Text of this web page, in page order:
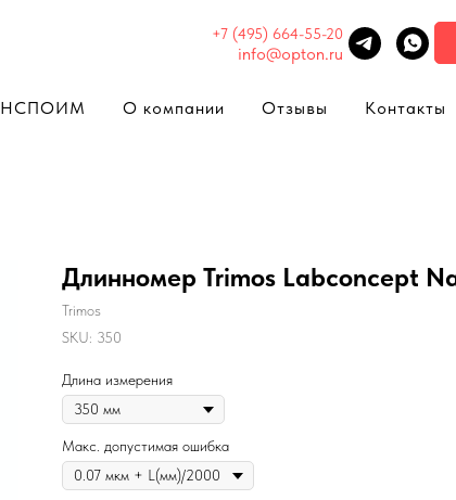
+7 (495) 664-55-20
info@opton.ru
НСПОИМ О компании Отзывы Контакты
Длинномер Trimos Labconcept
Trimos
SKU: 350
Длина измерения
Макс. допустимая ошибка